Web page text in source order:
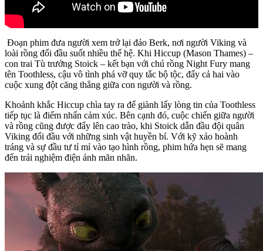
Đoạn phim đưa người xem trở lại đảo Berk, nơi người Viking và
loài rồng đối đầu suốt nhiều thế hệ. Khi Hiccup (Mason Thames) –
con trai Tù trưởng Stoick – kết bạn với chú rồng Night Fury mang
tên Toothless, cậu vô tình phá vỡ quy tắc bộ tộc, đẩy cả hai vào
cuộc xung đột căng thẳng giữa con người và rồng.
Khoảnh khắc Hiccup chìa tay ra để giành lấy lòng tin của Toothless
tiếp tục là điểm nhấn cảm xúc. Bên cạnh đó, cuộc chiến giữa người
và rồng cũng được đẩy lên cao trào, khi Stoick dẫn đầu đội quân
Viking đối đầu với những sinh vật huyền bí. Với kỹ xảo hoành
tráng và sự đầu tư tỉ mỉ vào tạo hình rồng, phim hứa hẹn sẽ mang
đến trải nghiệm điện ảnh mãn nhãn.